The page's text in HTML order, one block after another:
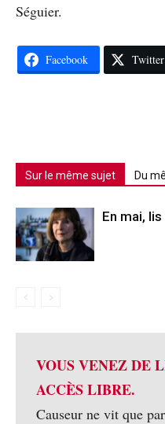
Séguier.
Facebook Twitter
Sur le même sujet Du
En mai,
VOUS VENEZ DE
ACCÈS LIBRE.
Causeur ne vit que